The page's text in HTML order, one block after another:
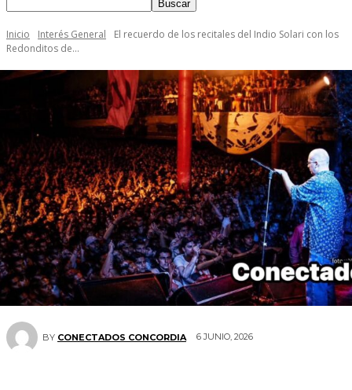
Inicio Interés General
El recuerdo de los recitales del Indio Solari con los
Redonditos de...
BY CONECTADOS CONCORDIA 6 JUNIO, 2026